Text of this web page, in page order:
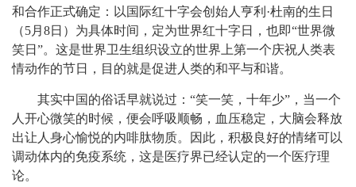
和合作正式确定：以国际红十字会创始人 亨利 ·杜南的生日
（5月 8日）为具体时间，定为世界红十字日 ，也即“世界微
笑日”。这是世界卫生组织设立的世界上第一个庆祝人类表
情动作的节日，目的就是促进人类的和平与和谐。
其实中国的俗话早就说过： “笑一笑，十年少”，当一个
人开心微笑的时候，便会呼吸顺畅，血压稳定，大脑会释放
出让人身心愉悦的内啡肽物质。因此，积极良好的情绪可以
调动体内的免疫系统，这是医疗界已经认定的一个医疗理
论。